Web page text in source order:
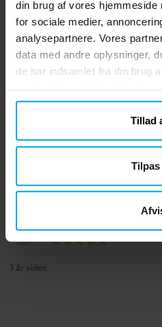
din brug af vores hjemmeside
for sociale medier,
analysepartnere. Vores
data med andre oplysninger,
de har indsamlet fra din brug
Tillad
Tilpas
J
Jane
Super fint
Oversat fra norsk • Se original
Linnéa N
3 år siden
AH
3 år siden